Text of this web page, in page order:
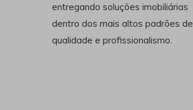
entregando soluções imobiliárias
dentro dos mais altos padrões de
qualidade e profissionalismo.